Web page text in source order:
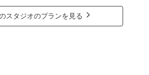
ヘアメイク 小物一式
データ 160カット
わりのtaglessオリジナルドレスが完全フリーチョ
スタジオのプランを見る